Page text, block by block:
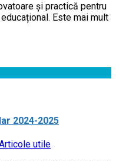
și practică pentru
Este mai mult
2024-2025
utile